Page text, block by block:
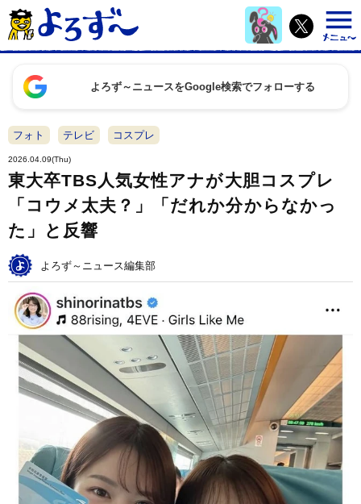
よろず～ニュースをGoogle検索でフォローする
フォト テレビ コスプレ
2026.04.09(Thu)
東大卒TBS人気女性アナが大胆コスプレ
「コウメ太夫？」「だれか分からなかっ
た」と反響
よろず～ニュース編集部